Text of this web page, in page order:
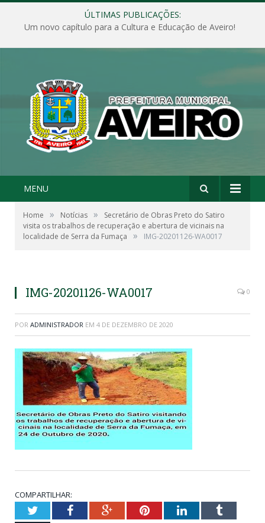
ÚLTIMAS PUBLICAÇÕES:
Um novo capítulo para a Cultura e Educação de Aveiro!
MENU
Home » Notícias »
Secretário de Obras Preto do Satiro
visita os trabalhos de recuperação e abertura de vicinais na
localidade de Serra da Fumaça
» IMG-20201126-WA0017
IMG-20201126-WA0017 0
POR ADMINISTRADOR EM 4 DE DEZEMBRO DE 2020
COMPARTILHAR:
TwitterFacebookGoogle+PinterestLinkedInTumblr